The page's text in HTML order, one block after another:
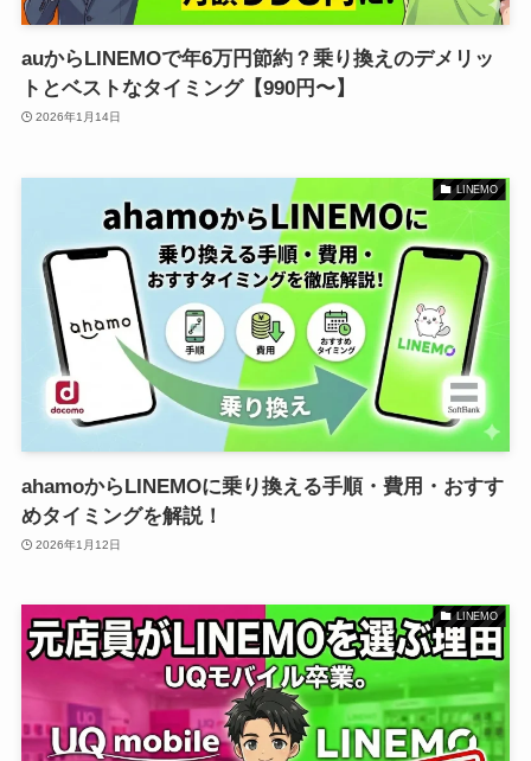
auからLINEMOで年6万円節約？乗り換えのデメリッ
トとベストなタイミング【990円〜】
2026年1月14日
LINEMO
ahamoからLINEMOに乗り換える手順・費用・おすす
めタイミングを解説！
2026年1月12日
LINEMO